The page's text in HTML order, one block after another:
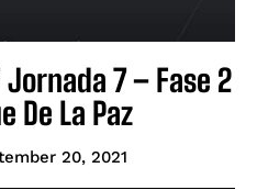
Jornada 7 – Fase 2
De La Paz
20, 2021